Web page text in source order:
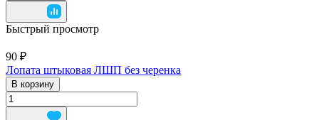
Быстрый просмотр
90 ₽
Лопата штыковая ЛШП без черенка
В корзину